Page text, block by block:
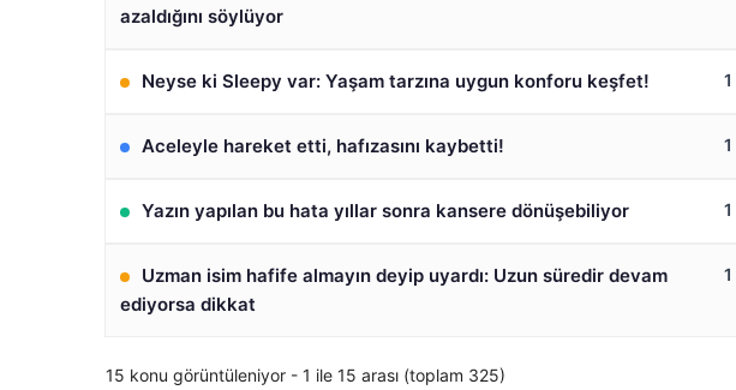
azaldığını söylüyor
Neyse ki Sleepy var: Yaşam tarzına uygun konforu keşfet! 1
Aceleyle hareket etti, hafızasını kaybetti! 1
Yazın yapılan bu hata yıllar sonra kansere dönüşebiliyor 1
Uzman isim hafife almayın deyip uyardı: Uzun süredir devam
ediyorsa dikkat
1
15 konu görüntüleniyor - 1 ile 15 arası (toplam 325)